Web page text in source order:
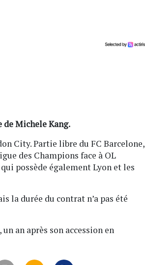
de Michele Kang.
City. Partie libre du FC Barcelone,
des Champions face à OL
possède également Lyon et les
la durée du contrat n’a pas été
an après son accession en